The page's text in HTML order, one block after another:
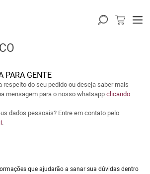
PARA GENTE
respeito do seu pedido ou deseja saber mais
mensagem para o nosso whatsapp clicando
dados pessoais? Entre em contato pelo
.
que ajudarão a sanar sua dúvidas dentro